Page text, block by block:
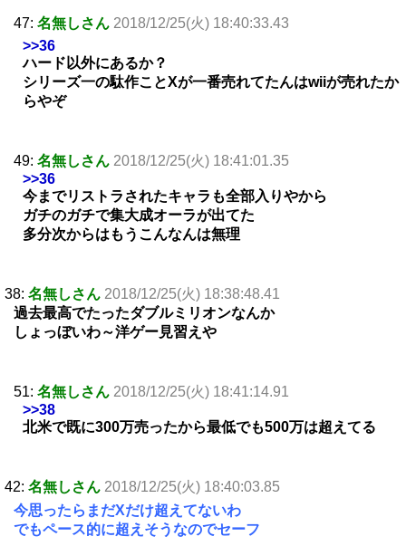
47: 名無しさん 2018/12/25(火) 18:40:33.43
>>36
ハード以外にあるか？
シリーズ一の駄作ことXが一番売れてたんはwiiが売れたか
らやぞ
49: 名無しさん 2018/12/25(火) 18:41:01.35
>>36
今までリストラされたキャラも全部入りやから
ガチのガチで集大成オーラが出てた
多分次からはもうこんなんは無理
38: 名無しさん 2018/12/25(火) 18:38:48.41
過去最高でたったダブルミリオンなんか
しょっぼいわ～洋ゲー見習えや
51: 名無しさん 2018/12/25(火) 18:41:14.91
>>38
北米で既に300万売ったから最低でも500万は超えてる
42: 名無しさん 2018/12/25(火) 18:40:03.85
今思ったらまだXだけ超えてないわ
でもペース的に超えそうなのでセーフ